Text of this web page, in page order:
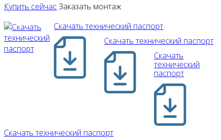
Купить сейчасЗаказать монтаж
Скачать технический паспорт
Скачать технический паспорт
Скачать
технический
паспорт
Скачать технический паспорт